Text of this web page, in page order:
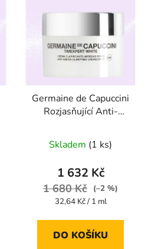
Germaine de Capuccini
Rozjasňující Anti-
Timexpert White SPF
15 50 mlkrém
odstínu
Skladem (1 ks)
1 632 Kč
1 680 Kč
(–2 %)
Měrná
32,64 Kč / 1 ml
DO KOŠÍKU